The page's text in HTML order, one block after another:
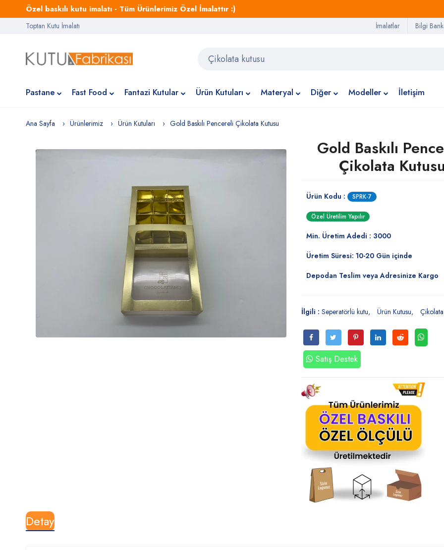
Özel baskılı kutu imalatı - Tüm Ürünlerimiz Özel İmalattır :)
Toptan Kutu İmalatı İmalatlar Bilgi
Pastane Fast Food Fantazi Kutular Ürün Kutuları Materyal Diğer Modeller İletişim
Ana Sayfa Ürünlerimiz Ürün Kutuları Gold Baskılı Pencereli Çikolata Kutusu
Gold Baskılı
Çikolata Kutusu
Ürün Kodu : SPRK-7
Özel Üretilim Yapılır
Min. Üretim Adedi : 3000
Üretim Süresi: 10-20 Gün içinde
Depodan Teslim veya Adresinize Kargo
İlgili : Seperatörlü kutu Ürün Kutusu
Satış Destek
Detay